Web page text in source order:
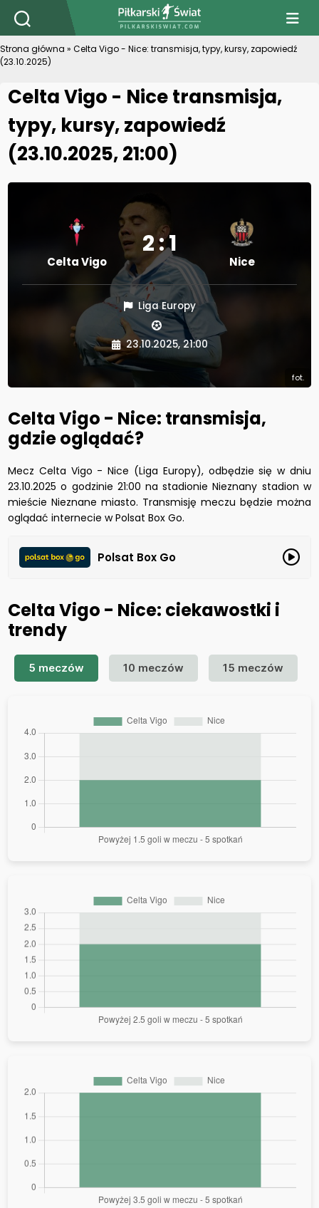
PiłkarskiSwiat.com
Strona główna » Celta Vigo - Nice: transmisja, typy, kursy, zapowiedź
(23.10.2025)
Celta Vigo - Nice transmisja,
typy, kursy, zapowiedź
(23.10.2025, 21:00)
Celta Vigo
2 : 1
Nice
Liga Europy
23.10.2025, 21:00
fot.
Celta Vigo - Nice: transmisja,
gdzie oglądać?
Mecz Celta Vigo - Nice (Liga Europy), odbędzie się w dniu
23.10.2025 o godzinie 21:00 na stadionie Nieznany stadion w
mieście Nieznane miasto. Transmisję meczu będzie można
oglądać internecie w Polsat Box Go.
Polsat Box Go
Celta Vigo - Nice: ciekawostki i
trendy
5 meczów 10 meczów 15 meczów